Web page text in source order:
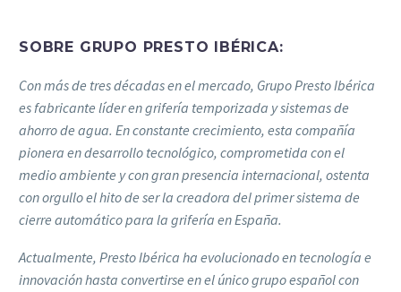
SOBRE GRUPO PRESTO IBÉRICA:
Con más de tres décadas en el mercado, Grupo Presto Ibérica
es fabricante líder en grifería temporizada y sistemas de
ahorro de agua. En constante crecimiento, esta compañía
pionera en desarrollo tecnológico, comprometida con el
medio ambiente y con gran presencia internacional, ostenta
con orgullo el hito de ser la creadora del primer sistema de
cierre automático para la grifería en España.
Actualmente, Presto Ibérica ha evolucionado en tecnología e
innovación hasta convertirse en el único grupo español con